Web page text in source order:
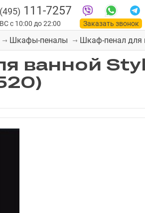
111-7257
с 10:00 до 22:00
Заказать звонок
Шкафы-пеналы Шкаф-пенал для
ванной